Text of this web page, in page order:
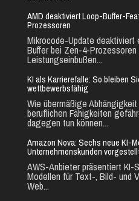
AMD deaktiviert Loop-Buffer-
Prozessoren
Mikrocode-Update
Buffer bei Zen-4-Prozessoren
Leistungseinbußen...
KI als Karrierefalle: So bleiben
wettbewerbsfähig
Wie übermäßige
beruflichen Fähigkeiten
dagegen tun können...
Amazon Nova: Sechs neue KI-
Unternehmenskunden
AWS-Anbieter präsentiert KI-
Modellen für Text-, Bild- und
Web...